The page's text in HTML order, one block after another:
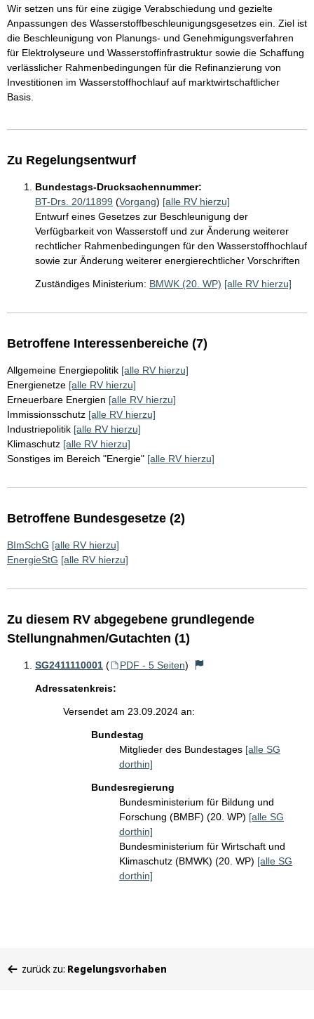
Wir setzen uns für eine zügige Verabschiedung und gezielte
Anpassungen des Wasserstoffbeschleunigungsgesetzes ein. Ziel ist
die Beschleunigung von Planungs- und Genehmigungsverfahren
für Elektrolyseure und Wasserstoffinfrastruktur sowie die Schaffung
verlässlicher Rahmenbedingungen für die Refinanzierung von
Investitionen im Wasserstoffhochlauf auf marktwirtschaftlicher
Basis.
Zu Regelungsentwurf
Bundestags-Drucksachennummer:
BT-Drs. 20/11899 (Vorgang) [alle RV hierzu]
Entwurf eines Gesetzes zur Beschleunigung der
Verfügbarkeit von Wasserstoff und zur Änderung weiterer
rechtlicher Rahmenbedingungen für den Wasserstoffhochlauf
sowie zur Änderung weiterer energierechtlicher Vorschriften
Zuständiges Ministerium: BMWK (20. WP) [alle RV hierzu]
Betroffene Interessenbereiche (7)
Allgemeine Energiepolitik [alle RV hierzu]
Energienetze [alle RV hierzu]
Erneuerbare Energien [alle RV hierzu]
Immissionsschutz [alle RV hierzu]
Industriepolitik [alle RV hierzu]
Klimaschutz [alle RV hierzu]
Sonstiges im Bereich "Energie" [alle RV hierzu]
Betroffene Bundesgesetze (2)
BImSchG [alle RV hierzu]
EnergieStG [alle RV hierzu]
Zu diesem RV abgegebene grundlegende
Stellungnahmen/Gutachten (1)
SG2411110001 ( PDF - 5 Seiten)
Adressatenkreis:
Versendet am 23.09.2024 an:
Bundestag
Mitglieder des Bundestages [alle SG
dorthin]
Bundesregierung
Bundesministerium für Bildung und
Forschung (BMBF) (20. WP) [alle SG
dorthin]
Bundesministerium für Wirtschaft und
Klimaschutz (BMWK) (20. WP) [alle SG
dorthin]
befinden
zurück zu: Regelungsvorhaben